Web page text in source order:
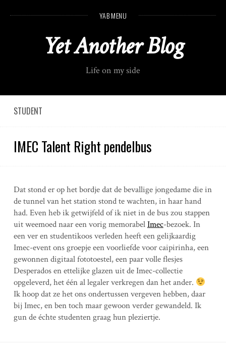
n
YAB MENU
Yet Another Blog
Life on my side
STUDENT
IMEC Talent Right pendelbus
Dat stond er op het bordje dat de bevallige jongedame die in
de tunnel van het station stond te wachten, in haar hand
had. Even heb ik getwijfeld of ik niet in de bus zou stappen
uit weemoed naar een vorig memorabelImec-bezoek. In
een ver en studentikoos verleden heeft een gelijkaardig
Imec-event ons groepje een voorliefde voor caipirinha, een
gewonnen digitaal fototoestel, een paar volle flesjes
Desperados en ettelijke glazen uit de Imec-collectie
opgeleverd, het één al legaler verkregen dan het ander.
Ik hoop dat ze het ons ondertussen vergeven hebben, daar
bij Imec, en ben toch maar gewoon verder gewandeld. Ik
gun de échte studenten graag hun pleziertje.